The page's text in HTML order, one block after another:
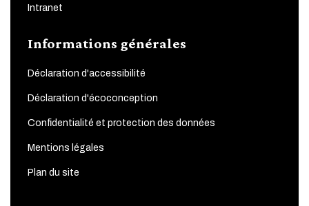
Intranet
Informations générales
Déclaration d'accessibilité
Déclaration d'écoconception
Confidentialité et protection des données
Mentions légales
Plan du site